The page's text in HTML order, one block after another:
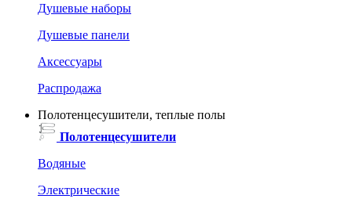
Душевые наборы
Душевые панели
Аксессуары
Распродажа
Полотенцесушители, теплые полы
Полотенцесушители
Водяные
Электрические